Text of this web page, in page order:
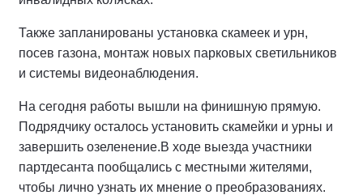
Также запланированы установка скамеек и урн,
посев газона, монтаж новых парковых светильников
и системы видеонаблюдения.
На сегодня работы вышли на финишную прямую.
Подрядчику осталось установить скамейки и урны и
завершить озеленение.В ходе выезда участники
партдесанта пообщались с местными жителями,
чтобы лично узнать их мнение о преобразованиях.